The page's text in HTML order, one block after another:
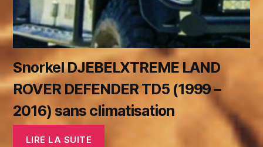
Snorkel DJEBELXTREME LAND
ROVER DEFENDER TD5 (1999 –
2016) sans climatisation
LIRE LA SUITE